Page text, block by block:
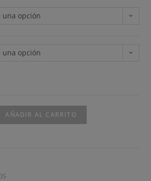
una opción
una opción
AÑADIR AL CARRITO